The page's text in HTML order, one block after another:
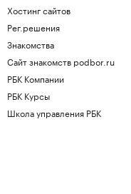
Хостинг сайтов
Рег.решения
Знакомства
Сайт знакомств podbor.ru
РБК Компании
РБК Курсы
Школа управления РБК